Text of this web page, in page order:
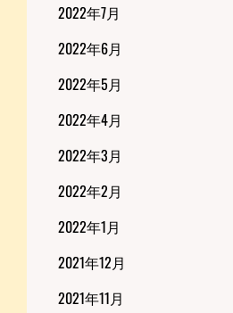
2022年7月
2022年6月
2022年5月
2022年4月
2022年3月
2022年2月
2022年1月
2021年12月
2021年11月